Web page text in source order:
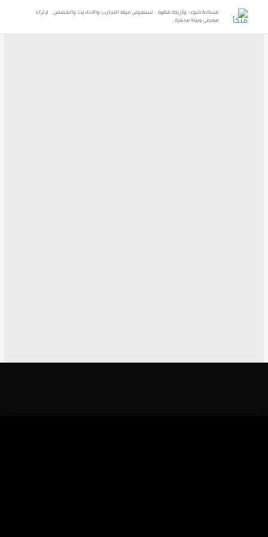
مساحة ضوء ؛ وأريكة قهوة .. نستعرض فيها التجارب والأحاديث والقصص .. لإثراء
معرفي وبيئة محفزة ..